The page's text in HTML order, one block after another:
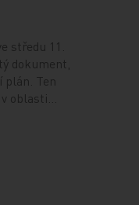
středu 11.
dokument,
plán. Ten
oblasti…